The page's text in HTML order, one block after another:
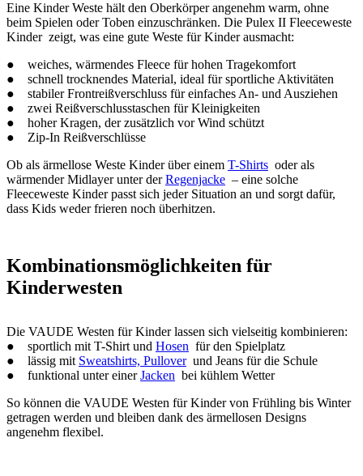
Eine Kinder Weste hält den Oberkörper angenehm warm, ohne
beim Spielen oder Toben einzuschränken. Die Pulex II Fleeceweste
Kinder zeigt, was eine gute Weste für Kinder ausmacht:
● weiches, wärmendes Fleece für hohen Tragekomfort
● schnell trocknendes Material, ideal für sportliche Aktivitäten
● stabiler Frontreißverschluss für einfaches An- und Ausziehen
● zwei Reißverschlusstaschen für Kleinigkeiten
● hoher Kragen, der zusätzlich vor Wind schützt
● Zip-In Reißverschlüsse
Ob als ärmellose Weste Kinder über einem T-Shirts oder als
wärmender Midlayer unter derRegenjacke – eine solche
Fleeceweste Kinder passt sich jeder Situation an und sorgt dafür,
dass Kids weder frieren noch überhitzen.
Kombinationsmöglichkeiten für
Kinderwesten
Die VAUDE Westen für Kinder lassen sich vielseitig kombinieren:
● sportlich mit T-Shirt und Hosen für den Spielplatz
● lässig mit Sweatshirts, Pullover und Jeans für die Schule
● funktional unter einerJacken bei kühlem Wetter
So können die VAUDE Westen für Kinder von Frühling bis Winter
getragen werden und bleiben dank des ärmellosen Designs
angenehm flexibel.